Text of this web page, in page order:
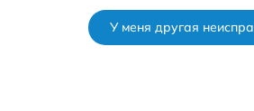
У меня другая